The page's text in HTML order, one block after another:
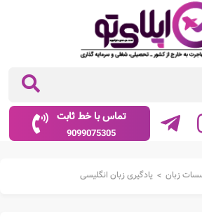
تماس با خط ثابت
9099075305
زبان > یادگیری زبان انگلیسی